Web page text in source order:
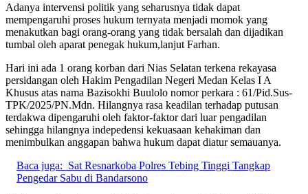
Adanya intervensi politik yang seharusnya tidak dapat
mempengaruhi proses hukum ternyata menjadi momok yang
menakutkan bagi orang-orang yang tidak bersalah dan dijadikan
tumbal oleh aparat penegak hukum,lanjut Farhan.
Hari ini ada 1 orang korban dari Nias Selatan terkena rekayasa
persidangan oleh Hakim Pengadilan Negeri Medan Kelas I A
Khusus atas nama Bazisokhi Buulolo nomor perkara : 61/Pid.Sus-
TPK/2025/PN.Mdn. Hilangnya rasa keadilan terhadap putusan
terdakwa dipengaruhi oleh faktor-faktor dari luar pengadilan
sehingga hilangnya indepedensi kekuasaan kehakiman dan
menimbulkan anggapan bahwa hukum dapat diatur semauanya.
Baca juga: Sat Resnarkoba Polres Tebing Tinggi Tangkap
Pengedar Sabu di Bandarsono